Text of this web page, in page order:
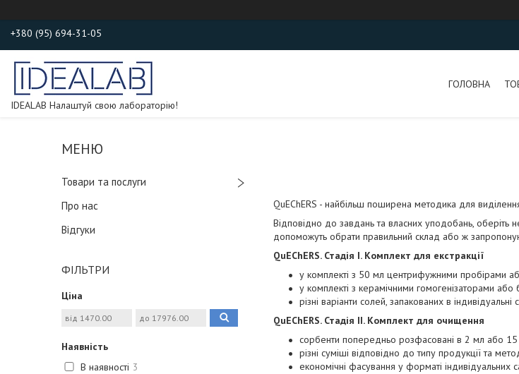
+380 (95) 694-31-05
IDEALAB Налаштуй свою лабораторію!
ГОЛОВНА
Товари та послуги
Про нас
Відгуки
ФІЛЬТРИ
Ціна
Наявність
В наявності 3
QuEChERS - найбільш поширена методика для
Відповідно до завдань та власних уподобань, оберіть
допоможуть обрати правильний склад або ж
QuEChERS. Стадія І. Комплект для екстракції
у комплекті з 50 мл центрифужними пробірами
у комплекті з керамічними гомогенізаторами або
різні варіанти солей, запакованих в індивідуальні
QuEChERS. Стадія ІІ. Комплект для очищення
сорбенти попередньо розфасовані в 2 мл або 15
різні суміші відповідно до типу продукції та
економічні фасування у форматі індивідуальних